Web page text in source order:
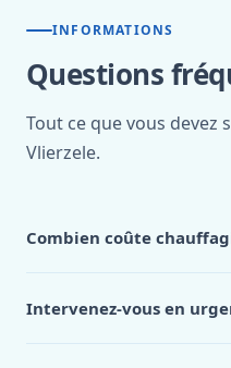
INFORMATIONS
Questions
Tout ce que vous devez
Vlierzele.
Combien coûte
Vlierzele, appelez le 0472
Intervenez-vous en